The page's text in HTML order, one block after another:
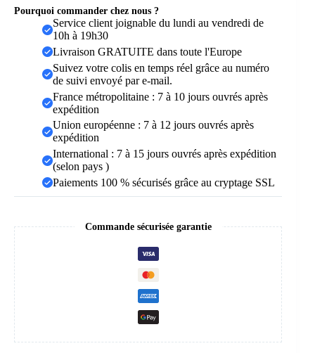
Pourquoi commander chez nous ?
Service client joignable du lundi au vendredi de
10h à 19h30
Livraison GRATUITE dans toute l'Europe
Suivez votre colis en temps réel grâce au numéro
de suivi envoyé par e-mail.
France métropolitaine : 7 à 10 jours ouvrés après
expédition
Union européenne : 7 à 12 jours ouvrés après
expédition
International : 7 à 15 jours ouvrés après expédition
(selon pays )
Paiements 100 % sécurisés grâce au cryptage SSL
Commande sécurisée garantie